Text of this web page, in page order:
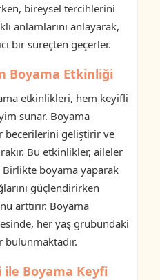
bireysel tercihlerini
anlamlarını anlayarak,
bir süreçten geçerler.
Boyama Etkinliği
etkinlikleri, hem keyifli
sunar. Boyama
becerilerini geliştirir ve
Bu etkinlikler, aileler
Birlikte boyama yaparak
güçlendirirken
arttırır. Boyama
her yaş grubundaki
Boyama Keyfi